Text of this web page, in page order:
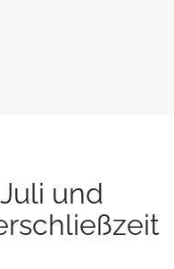
und